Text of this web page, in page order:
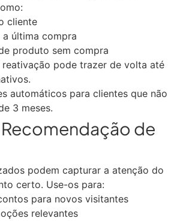
cliente
a última compra
produto sem compra
reativação pode trazer de volta até
automáticos para clientes que não
3 meses.
de
podem capturar a atenção do
certo. Use-os para:
para novos visitantes
relevantes